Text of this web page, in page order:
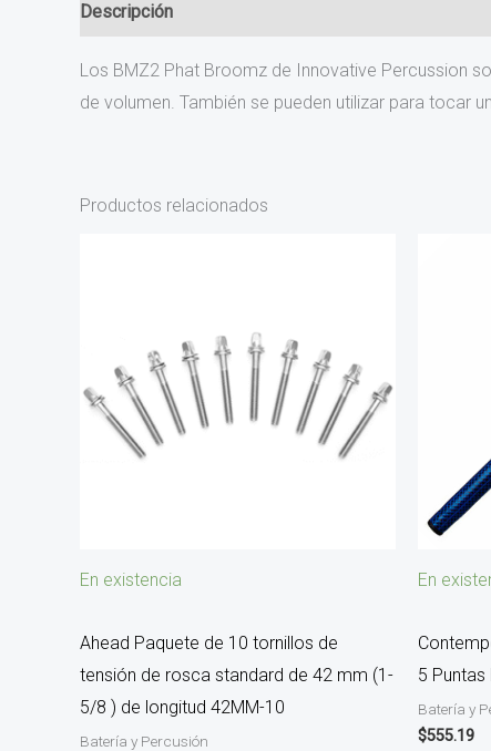
Descripción
Los BMZ2 Phat Broomz de Innovative Percussion
de volumen. También se pueden utilizar para tocar
Productos relacionados
En existencia
Ahead Paquete de 10 tornillos de
tensión de rosca standard de 42 mm (1-
5/8 ) de longitud 42MM-10
Batería y Percusión
En
5
Batería y
$555.19